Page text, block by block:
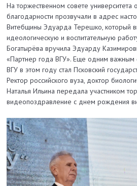
На торжественном совете университета
благодарности прозвучали в адрес
Витебщины Эдуарда Терешко, который
идеологическую и воспитательную
Богатырёва вручила Эдуарду
«Партнер года ВГУ». Еще одним важным
ВГУ в этом году стал Псковский
Ректор российского вуза, доктор
Наталья Ильина передала участником
видеопоздравление с днем рождения